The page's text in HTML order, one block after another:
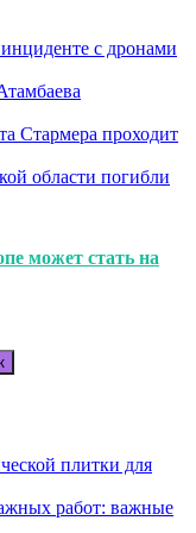
с дронами
Стармера проходит
области погибли
может стать на
плитки для
работ: важные